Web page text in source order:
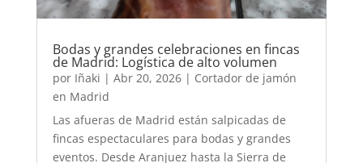
Bodas y grandes celebraciones en fincas
de Madrid: Logística de alto volumen
por Iñaki | Abr 20, 2026| Cortador de jamón
en Madrid
Las afueras de Madrid están salpicadas de
fincas espectaculares para bodas y grandes
eventos. Desde Aranjuez hasta la Sierra de